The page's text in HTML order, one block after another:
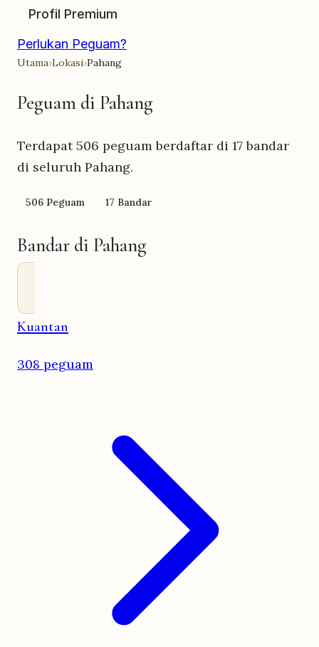
Profil Premium
Perlukan Peguam?
Utama›Lokasi›Pahang
Peguam di Pahang
Terdapat506 peguam berdaftar di 17 bandar
di seluruh Pahang.
506 Peguam 17 Bandar
Bandar di Pahang
Kuantan
308 peguam